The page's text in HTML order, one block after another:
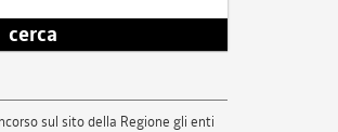
cerca
sul sito della Regione gli enti